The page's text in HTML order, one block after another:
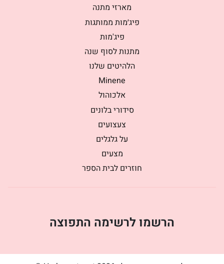
מארזי מתנה
פיג׳מות ממותגות
פיג'מות
מתנות לסוף שנה
הלהיטים שלנו
Minene
אלכוהול
סידורי בלונים
צעצועים
על גלגלים
מצעים
חוזרים לבית הספר
הרשמו לרשימה התפוצה